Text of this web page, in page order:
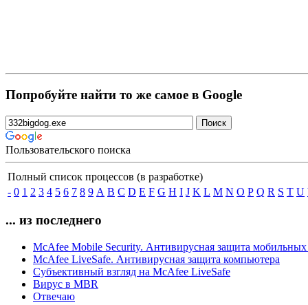
Попробуйте найти то же самое в Google
Пользовательского поиска
Полный список процессов (в разработке)
- 0 1 2 3 4 5 6 7 8 9 A B C D E F G H I J K L M N O P Q R S T U
... из последнего
McAfee Mobile Security. Антивирусная защита мобильных
McAfee LiveSafe. Антивирусная защита компьютера
Субъективный взгляд на McAfee LiveSafe
Вирус в MBR
Отвечаю